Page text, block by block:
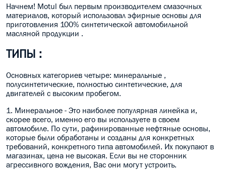
Начнем! Motul был первым производителем смазочных
материалов, который использовал эфирные основы для
приготовления 100% синтетической автомобильной
масляной продукции .
ТИПЫ :
Основных категориев четыре: минеральные ,
полусинтетические, полностью синтетические, для
двигателей с высоким пробегом.
1. Минеральное - Это наиболее популярная линейка и,
скорее всего, именно его вы используете в своем
автомобиле. По сути, рафинированные нефтяные основы,
которые были обработаны и созданы для конкретных
требований, конкретного типа автомобилей. Их покупают в
магазинах, цена не высокая. Если вы не сторонник
агрессивного вождения, Вас они могут устроить.